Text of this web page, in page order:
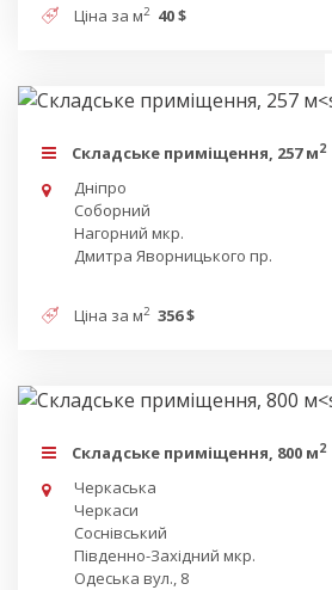
Ціна за м2 40 $
Складське приміщення, 257 м2
Дніпро
Соборний
Нагорний мкр.
Дмитра Яворницького пр.
Ціна за м2 356 $
Складське приміщення, 800 м2
Черкаська
Черкаси
Соснівський
Південно-Західний мкр.
Одеська вул., 8